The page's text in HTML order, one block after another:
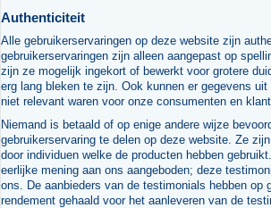
Authenticiteit
Alle gebruikerservaringen op deze website zijn
gebruikerservaringen zijn alleen aangepast op
zijn ze mogelijk ingekort of bewerkt voor grotere
erg lang bleken te zijn. Ook kunnen er gegevens
niet relevant waren voor onze consumenten en
Niemand is betaald of op enige andere wijze
gebruikerservaring te delen op deze website. Ze
door individuen welke de producten hebben
eerlijke mening aan ons aangeboden; deze
ons. De aanbieders van de testimonials hebben op
rendement gehaald voor het aanleveren van de